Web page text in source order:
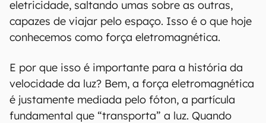
eletricidade, saltando umas sobre as outras,
capazes de viajar pelo espaço. Isso é o que hoje
conhecemos como força eletromagnética.
E por que isso é importante para a história da
velocidade da luz? Bem, a força eletromagnética
é justamente mediada pelo fóton, a partícula
fundamental que “transporta” a luz. Quando